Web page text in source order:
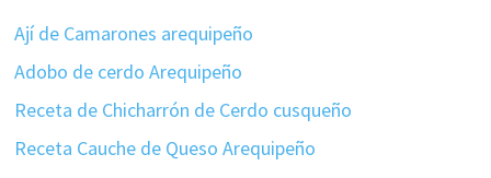
Ají de Camarones arequipeño
Adobo de cerdo Arequipeño
Receta de Chicharrón de Cerdo cusqueño
Receta Cauche de Queso Arequipeño